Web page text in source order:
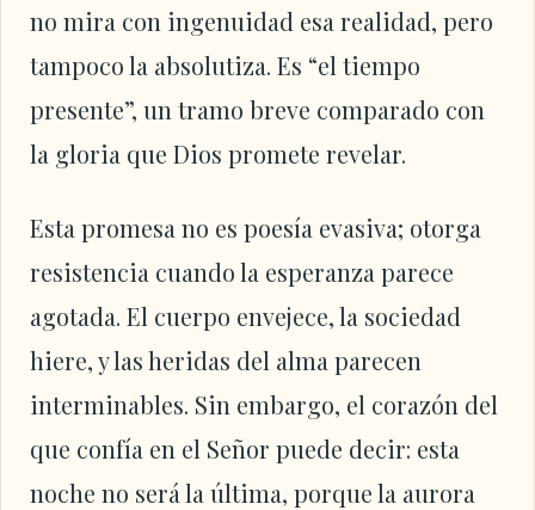
no mira con ingenuidad esa realidad, pero
tampoco la absolutiza. Es “el tiempo
presente”, un tramo breve comparado con
la gloria que Dios promete revelar.
Esta promesa no es poesía evasiva; otorga
resistencia cuando la esperanza parece
agotada. El cuerpo envejece, la sociedad
hiere, y las heridas del alma parecen
interminables. Sin embargo, el corazón del
que confía en el Señor puede decir: esta
noche no será la última, porque la aurora